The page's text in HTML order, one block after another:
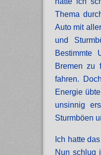
Thema
Auto mit
und
Bestimmte
Bremen zu
fahren.
Energie
unsinnig
Sturmböen
Ich hatte
Nun schlug